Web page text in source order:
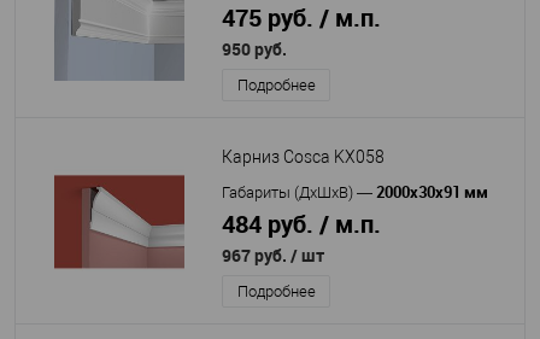
475 руб. / м.п.
950 руб.
Подробнее
Карниз Cosca KX058
Габариты (ДхШхВ) — 2000x30x91 мм
484 руб. / м.п.
967 руб. / шт
Подробнее